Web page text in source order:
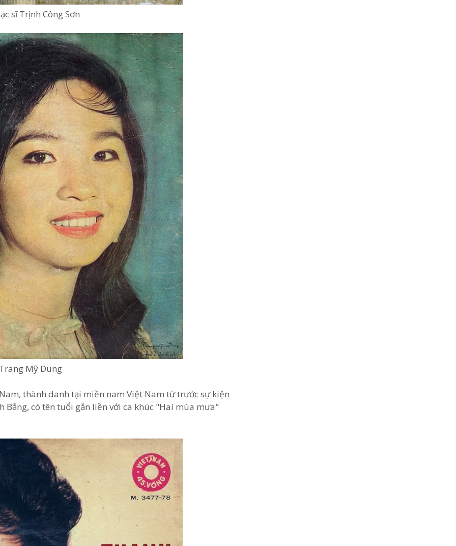
sĩ Trịnh Công Sơn
Mỹ Dung
thành danh tại miền nam Việt Nam từ trước sự kiện
Bằng, có tên tuổi gắn liền với ca khúc "Hai mùa mưa"